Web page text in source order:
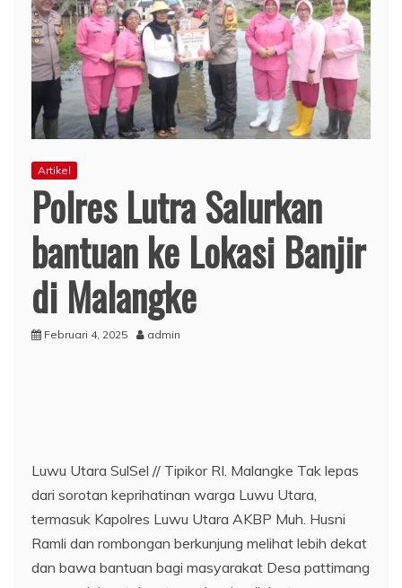
Artikel
Polres Lutra Salurkan
bantuan ke Lokasi Banjir
di Malangke
Februari 4, 2025 admin
Luwu Utara SulSel // Tipikor RI. Malangke Tak lepas
dari sorotan keprihatinan warga Luwu Utara,
termasuk Kapolres Luwu Utara AKBP Muh. Husni
Ramli dan rombongan berkunjung melihat lebih dekat
dan bawa bantuan bagi masyarakat Desa pattimang